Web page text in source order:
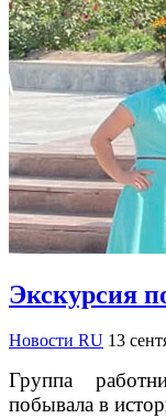
Экскурсия
Новости RU 13
Группа
побывала в